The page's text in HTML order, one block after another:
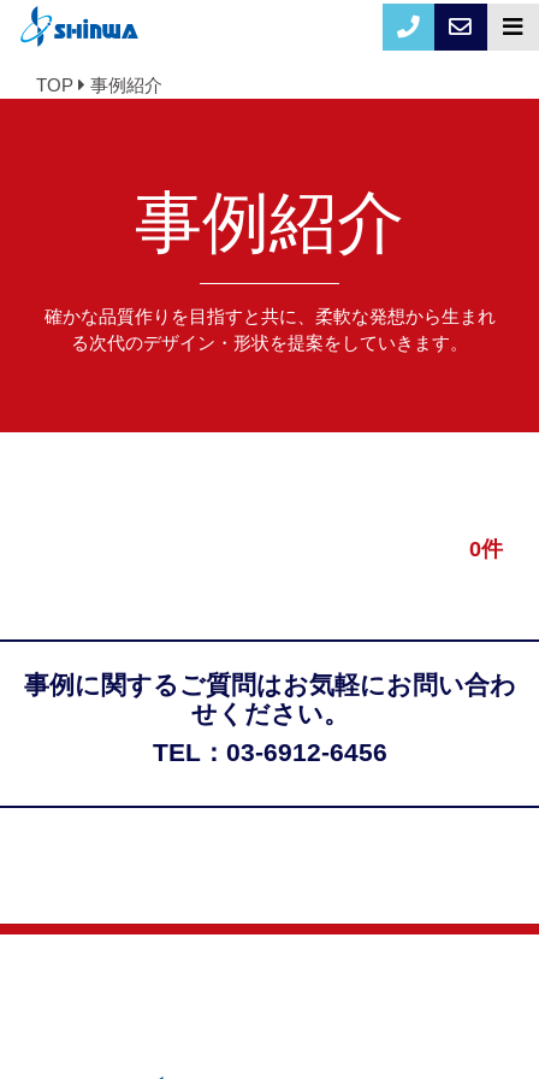
TOP 事例紹介
事例紹介
確かな品質作りを目指すと共に、柔軟な発想から生まれ
る次代のデザイン・形状を提案をしていきます。
0件
事例に関するご質問はお気軽にお問い合わ
せください。
TEL：03-6912-6456